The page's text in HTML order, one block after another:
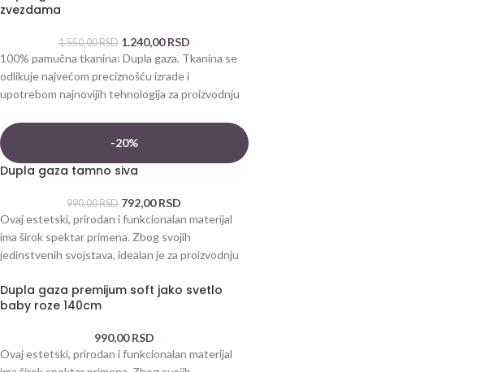
zvezdama
1.550,00RSD 1.240,00RSD
100% pamučna tkanina: Dupla gaza. Tkanina se
odlikuje najvećom preciznošću izrade i
upotrebom najnovijih tehnologija za proizvodnju
-20%
Dupla gaza tamno siva
990,00RSD 792,00RSD
Ovaj estetski, prirodan i funkcionalan materijal
ima širok spektar primena. Zbog svojih
jedinstvenih svojstava, idealan je za proizvodnju
Dupla gaza premijum soft jako svetlo
baby roze 140cm
990,00RSD
Ovaj estetski, prirodan i funkcionalan materijal